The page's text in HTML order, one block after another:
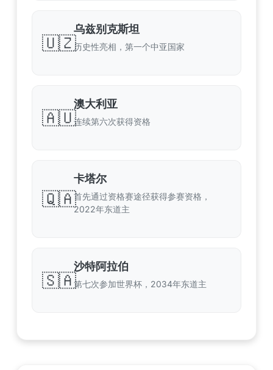
🇺🇿
乌兹别克斯坦
历史性亮相，第一个中亚国家
🇦🇺
澳大利亚
连续第六次获得资格
🇶🇦
卡塔尔
首先通过资格赛途径获得参赛资格，
2022年东道主
🇸🇦
沙特阿拉伯
第七次参加世界杯，2034年东道主